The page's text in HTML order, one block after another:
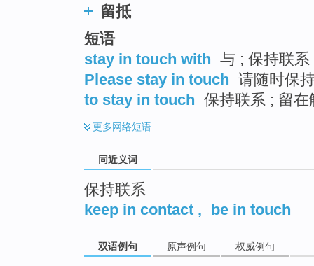
留抵
短语
stay in touch with 与 ; 保持联
Please stay in touch 请随时保
to stay in touch 保持联系 ; 留在
更多网络短语
同近义词
保持联系
keep in contact , be in touch
双语例句 原声例句 权威例句